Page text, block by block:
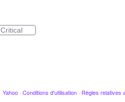
Critical
Yahoo · Conditions d'utilisation · Règles relatives